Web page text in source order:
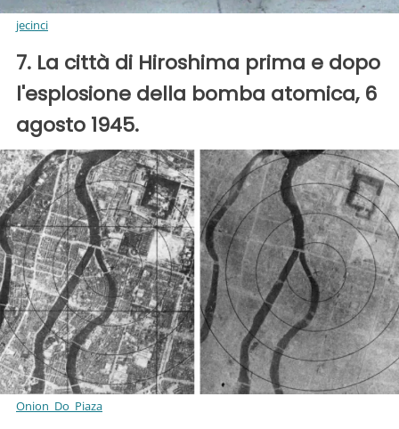
jecinci
7. La città di Hiroshima prima e dopo
l'esplosione della bomba atomica, 6
agosto 1945.
Onion_Do_Piaza